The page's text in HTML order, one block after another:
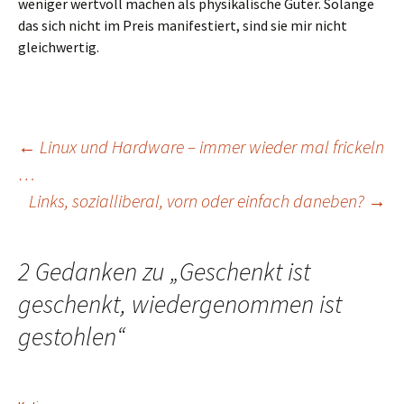
weniger wertvoll machen als physikalische Güter. Solange
das sich nicht im Preis manifestiert, sind sie mir nicht
gleichwertig.
Beitragsnavigation
← Linux und Hardware – immer wieder mal frickeln
…
Links, sozialliberal, vorn oder einfach daneben? →
2 Gedanken zu „Geschenkt ist
geschenkt, wiedergenommen ist
gestohlen“